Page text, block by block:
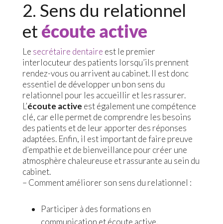
2. Sens du relationnel
et écoute active
Le secrétaire dentaire est le premier
interlocuteur des patients lorsqu’ils prennent
rendez-vous ou arrivent au cabinet. Il est donc
essentiel de développer un bon sens du
relationnel pour les accueillir et les rassurer.
L’écoute active est également une compétence
clé, car elle permet de comprendre les besoins
des patients et de leur apporter des réponses
adaptées. Enfin, il est important de faire preuve
d’empathie et de bienveillance pour créer une
atmosphère chaleureuse et rassurante au sein du
cabinet.
– Comment améliorer son sens du relationnel :
Participer à des formations en